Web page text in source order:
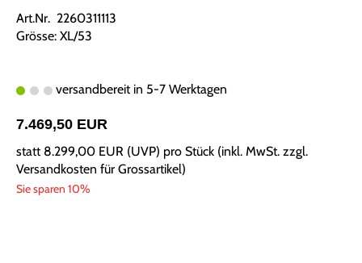
Art.Nr. 2260311113
Grösse: XL/53
versandbereit in 5-7 Werktagen
7.469,50 EUR
statt 8.299,00 EUR (UVP) pro Stück (inkl. MwSt. zzgl.
Versandkosten für Grossartikel)
Sie sparen 10%